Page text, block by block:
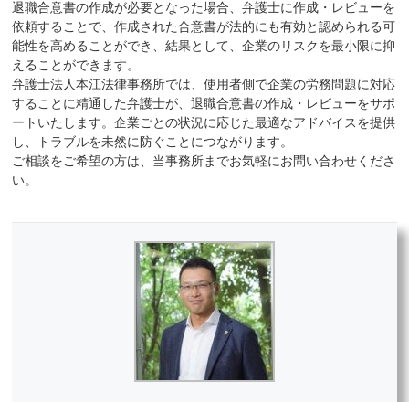
退職合意書の作成が必要となった場合、弁護士に作成・レビューを
依頼することで、作成された合意書が法的にも有効と認められる可
能性を高めることができ、結果として、企業のリスクを最小限に抑
えることができます。
弁護士法人本江法律事務所では、使用者側で企業の労務問題に対応
することに精通した弁護士が、退職合意書の作成・レビューをサポ
ートいたします。企業ごとの状況に応じた最適なアドバイスを提供
し、トラブルを未然に防ぐことにつながります。
ご相談をご希望の方は、当事務所までお気軽にお問い合わせくださ
い。